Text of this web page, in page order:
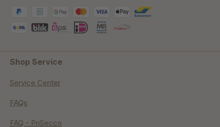
Shop Service
Service Center
FAQs
FAQ - PriSecco